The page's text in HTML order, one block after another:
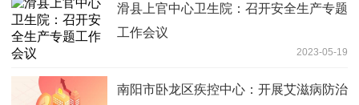
滑县上官中心卫生院：召开安全生产专题
工作会议
2023-05-19
南阳市卧龙区疾控中心：开展艾滋病防治